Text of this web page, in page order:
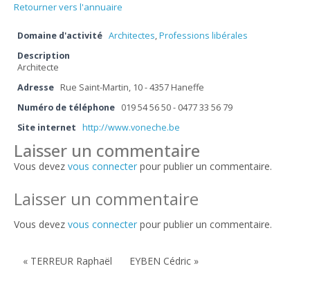
Retourner vers l'annuaire
Domaine d'activité Architectes,Professions libérales
Description
Architecte
Adresse Rue Saint-Martin, 10 - 4357 Haneffe
Numéro de téléphone 019 54 56 50 - 0477 33 56 79
Site internet http://www.voneche.be
Laisser un commentaire
Vous devez vous connecter pour publier un commentaire.
Laisser un commentaire
Vous devez vous connecter pour publier un commentaire.
« TERREUR Raphaël EYBEN Cédric »